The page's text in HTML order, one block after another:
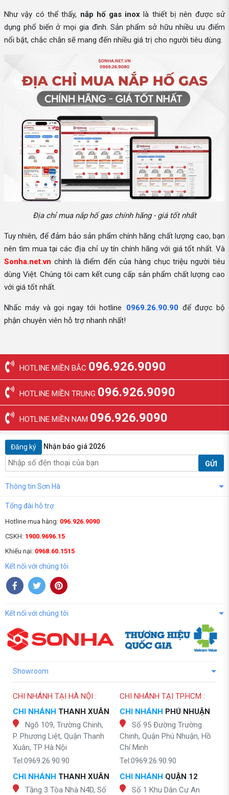
Như vậy có thể thấy, nắp hố gas inoxlà thiết bị nên được sử
dụng phổ biến ở mọi gia đình. Sản phẩm sở hữu nhiều ưu điểm
nổi bật, chắc chắn sẽ mang đến nhiều giá trị cho người tiêu dùng.
Địa chỉ mua nắp hố gas chính hãng - giá tốt nhất
Tuy nhiên, để đảm bảo sản phẩm chính hãng chất lượng cao, bạn
nên tìm mua tại các địa chỉ uy tín chính hãng với giá tốt nhất. Và
Sonha.net.vn chính là điểm đến của hàng chục triệu người tiêu
dùng Việt. Chúng tôi cam kết cung cấp sản phẩm chất lượng cao
với giá tốt nhất.
Nhấc máy và gọi ngay tới hotline 0969.26.90.90 để được bộ
phận chuyên viên hỗ trợ nhanh nhất!
HOTLINE MIỀN BẮC 096.926.9090
HOTLINE MIỀN TRUNG 096.926.9090
HOTLINE MIỀN NAM 096.926.9090
Đăng ký Nhận báo giá 2026
GỬI
Thông tin Sơn Hà
Tổng đài hỗ trợ
Hotline mua hàng: 096.926.9090
CSKH: 1900.9696.15
Khiếu nại: 0968.60.1515
Kết nối với chúng tôi
Kết nối với chúng tôi
Showroom
CHI NHÁNH TẠI HÀ NỘI :
CHI NHÁNH THANH XUÂN
Ngõ 109, Trường Chinh,
P. Phương Liệt, Quận Thanh
Xuân, TP Hà Nội
Tel:0969.26.90.90
CHI NHÁNH THANH XUÂN
Tầng 3 Tòa Nhà N4D, Số
CHI NHÁNH TẠI TP.HCM :
CHI NHÁNH PHÚ NHUẬN
Số 95 Đường Trường
Chinh, Quận Phú Nhuận, Hồ
Chí Minh
Tel:0969.26.90.90
CHI NHÁNH QUẬN 12
Số 1 Khu Dân Cư An